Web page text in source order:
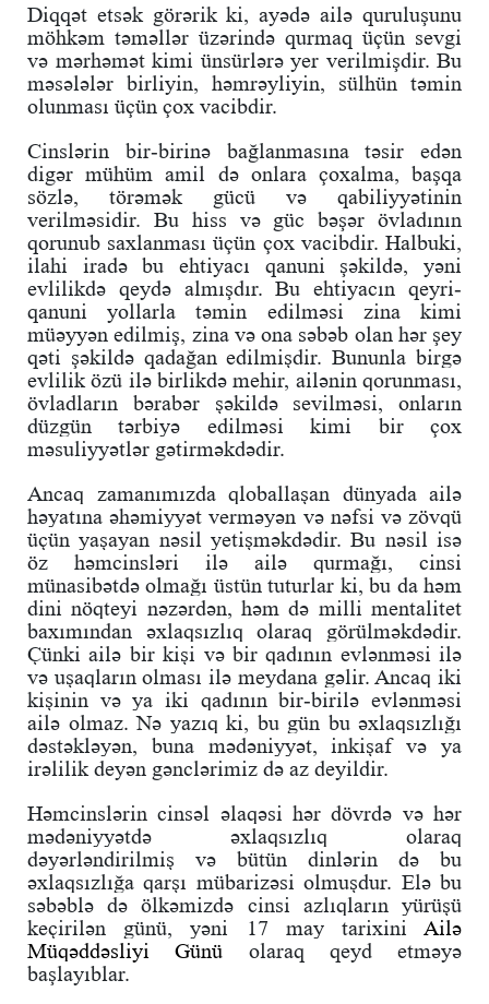
Diqqət etsək görərik ki, ayədə ailə quruluşunu
möhkəm təməllər üzərində qurmaq üçün sevgi
və mərhəmət kimi ünsürlərə yer verilmişdir. Bu
məsələlər birliyin, həmrəyliyin, sülhün təmin
olunması üçün çox vacibdir.
Cinslərin bir-birinə bağlanmasına təsir edən
digər mühüm amil də onlara çoxalma, başqa
sözlə, törəmək gücü və qabiliyyətinin
verilməsidir. Bu hiss və güc bəşər övladının
qorunub saxlanması üçün çox vacibdir. Halbuki,
ilahi iradə bu ehtiyacı qanuni şəkildə, yəni
evlilikdə qeydə almışdır. Bu ehtiyacın qeyri-
qanuni yollarla təmin edilməsi zina kimi
müəyyən edilmiş, zina və ona səbəb olan hər şey
qəti şəkildə qadağan edilmişdir. Bununla birgə
evlilik özü ilə birlikdəmehir, ailənin qorunması,
övladların bərabər şəkildə sevilməsi, onların
düzgün tərbiyə edilməsi kimi bir çox
məsuliyyətlər gətirməkdədir.
Ancaq zamanımızda qloballaşan dünyada ailə
həyatına əhəmiyyət verməyən və nəfsi və zövqü
üçün yaşayan nəsil yetişməkdədir. Bu nəsil isə
öz həmcinsləri ilə ailə qurmağı, cinsi
münasibətdə olmağı üstün tuturlar ki, bu da həm
dini nöqteyi nəzərdən, həm də milli mentalitet
baxımından əxlaqsızlıq olaraq görülməkdədir.
Çünki ailə bir kişi və bir qadının evlənməsi ilə
və uşaqların olması ilə meydana gəlir. Ancaq iki
kişinin və ya iki qadının bir-birilə evlənməsi
ailə olmaz. Nə yazıq ki, bu gün bu əxlaqsızlığı
dəstəkləyən, buna mədəniyyət, inkişaf və ya
irəlilik deyən gənclərimiz də az deyildir.
Həmcinslərin cinsəl əlaqəsi hər dövrdə və hər
mədəniyyətdə əxlaqsızlıq olaraq
dəyərləndirilmiş və bütün dinlərin də bu
əxlaqsızlığa qarşı mübarizəsi olmuşdur. Elə bu
səbəblə də ölkəmizdə cinsi azlıqların yürüşü
keçirilən günü, yəni 17 may tarixini Ailə
Müqəddəsliyi Günü olaraq qeyd etməyə
başlayıblar.